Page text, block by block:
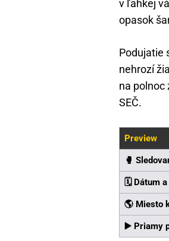
v ľahkej
opasok
Podujatie
nehrozí
na polnoc
SEČ.
Preview
🥊️
🗓️ Dátum
🌎 Miesto
▶️ Priamy